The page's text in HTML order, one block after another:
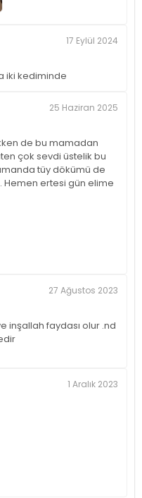
17 Eylül 2024
iki kediminde
25 Haziran 2025
de bu mamadan
çok sevdi üstelik bu
tüy dökümü de
Hemen ertesi gün elime
27 Ağustos 2023
inşallah faydası olur .nd
1 Aralık 2023